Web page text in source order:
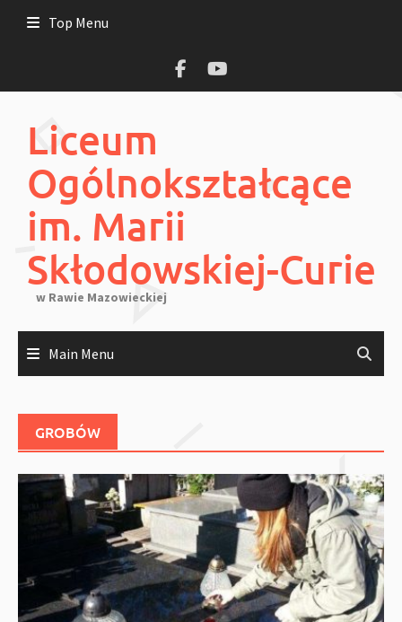
Top Menu
Liceum
Ogólnokształcące
im. Marii
Skłodowskiej-Curie
w Rawie Mazowieckiej
Main Menu
GROBÓW